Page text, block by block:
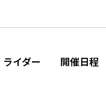
ライダー 開催日程